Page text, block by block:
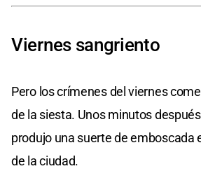
Viernes sangriento
Pero los crímenes del viernes
de la siesta. Unos minutos
produjo una suerte de emboscada
de la ciudad.